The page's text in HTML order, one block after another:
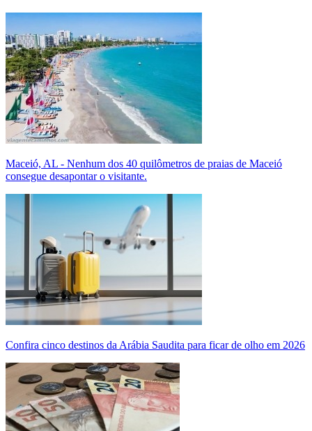
Maceió, AL - Nenhum dos 40 quilômetros de praias de Maceió
consegue desapontar o visitante.
Confira cinco destinos da Arábia Saudita para ficar de olho em 2026